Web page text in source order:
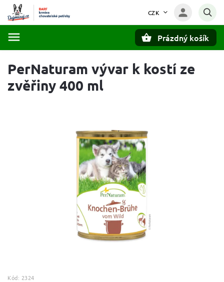
CZK
Prázdný košík
PerNaturam vývar k kostí ze
zvěřiny 400 ml
Kód: 2324